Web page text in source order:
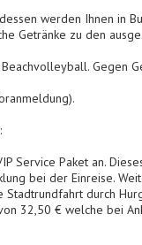
werden Ihnen in
Getränke zu den
Gegen
Service Paket an.
bei der Einreise.
durch
32,50 € welche bei